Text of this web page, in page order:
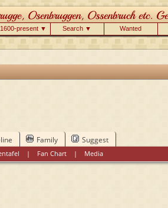
1600-present ▼ Search ▼ Wanted
Family Suggest
| Fan Chart | Media